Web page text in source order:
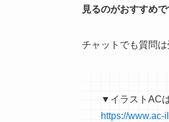
見るのがおすすめで
チャットでも質問
▼イラストAC
https://www.ac-